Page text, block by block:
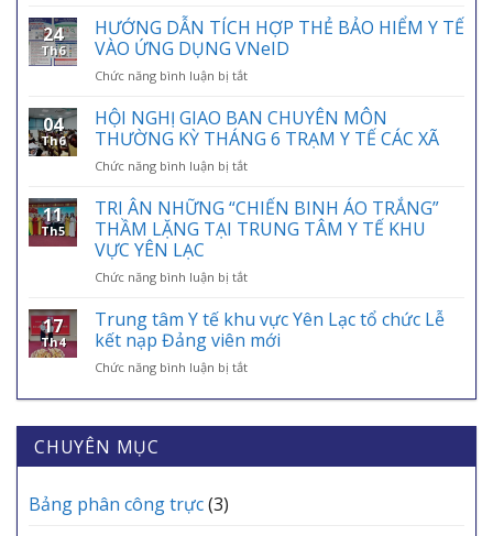
ỨNG
NGÀY
BẢO
HIỂM
TẾ
VIỆT
01/7:
HIỂM
Y
ĐIỂM
AN
SINH,
KHÓA
BẢO
MỖI
24
Th6
HƯỚNG DẪN TÍCH HỢP THẺ BẢO HIỂM Y TẾ
VÀO ỨNG DỤNG VNeID
Chức năng bình luận bị tắtở
DẪN
TÍCH
HỢP
THẺ
HIỂM
Y
ỨNG
VNeID
04
Th6
HỘI NGHỊ GIAO BAN CHUYÊN MÔN
THƯỜNG KỲ THÁNG 6 TRẠM Y TẾ CÁC XÃ
Chức năng bình luận bị tắtở
NGHỊ
GIAO
BAN
MÔN
KỲ
THÁNG
6
TRẠM
CÁC
11
Th5
TRI ÂN NHỮNG “CHIẾN BINH ÁO TRẮNG”
THẦM LẶNG TẠI TRUNG TÂM Y TẾ KHU
VỰC YÊN LẠC
Chức năng bình luận bị tắtở
ÂN
NHỮNG
“CHIẾN
BINH
THẦM
TẠI
17
Th4
Trung tâm Y tế khu vực Yên Lạc tổ chức Lễ
kết nạp Đảng viên mới
Chức năng bình luận bị tắtở
tâm
Y
CHUYÊN MỤC
Bảng phân công trực(3)